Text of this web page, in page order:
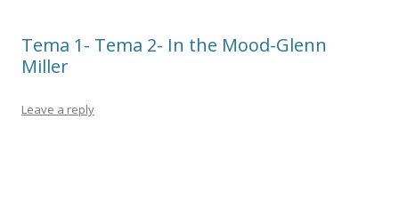
Tema 1- Tema 2- In the Mood-Glenn
Miller
Leave a reply